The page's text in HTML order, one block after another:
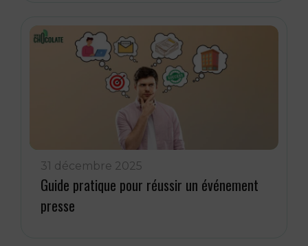
31 décembre 2025
Guide pratique pour réussir un événement
presse